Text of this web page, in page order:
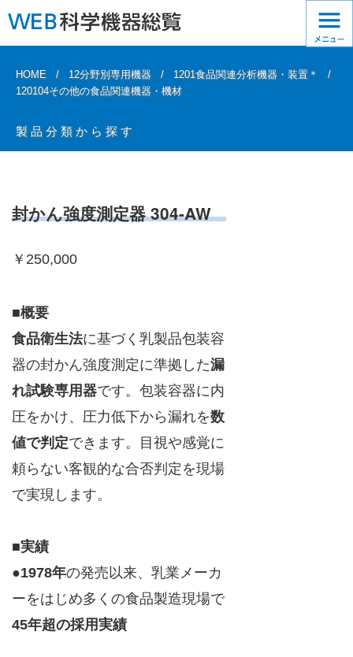
HOME 12分野別専用機器
1201食品関連分析機器・装置＊
120104その他の食品関連機器・機材
製品分類から探す
封かん強度測定器 304-AW
￥250,000
■概要
食品衛生法に基づく乳製品包装容
器の封かん強度測定に準拠した漏
れ試験専用器です。包装容器に内
圧をかけ、圧力低下から漏れを数
値で判定できます。目視や感覚に
頼らない客観的な合否判定を現場
で実現します。
■実績
●1978年の発売以来、乳業メーカ
ーをはじめ多くの食品製造現場で
45年超の採用実績